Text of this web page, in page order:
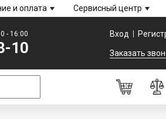
и оплата Сервисный центр
- 16:00
10
Вход
Заказать